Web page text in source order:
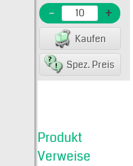
EME
- +
Kaufen
Spez. Preis
Produkt
Verweise